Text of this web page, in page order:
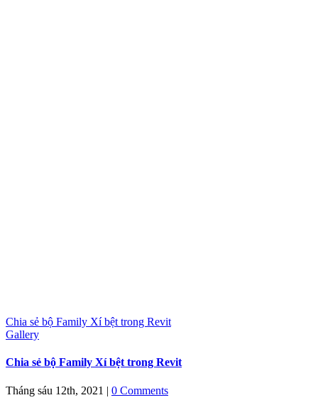
Chia sẻ bộ Family Xí bệt trong Revit
Gallery
Chia sẻ bộ Family Xí bệt trong Revit
Tháng sáu 12th, 2021 | 0 Comments